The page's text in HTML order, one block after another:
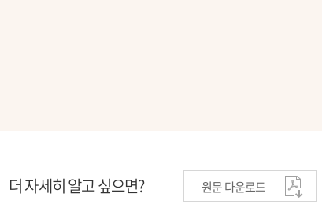
더 자세히 알고 싶으면? 원문 다운로드